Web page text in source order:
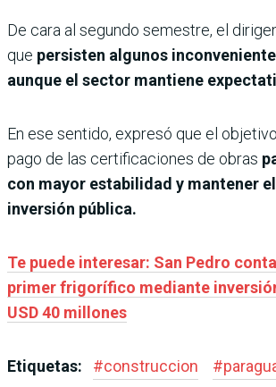
De cara al segundo semestre, el
que persisten algunos
aunque el sector mantiene
En ese sentido, expresó que el
pago de las certificaciones de obras
con mayor estabilidad y mantener
inversión pública.
Te puede interesar: San Pedro
primer frigorífico mediante
USD 40 millones
Etiquetas: #construccion #